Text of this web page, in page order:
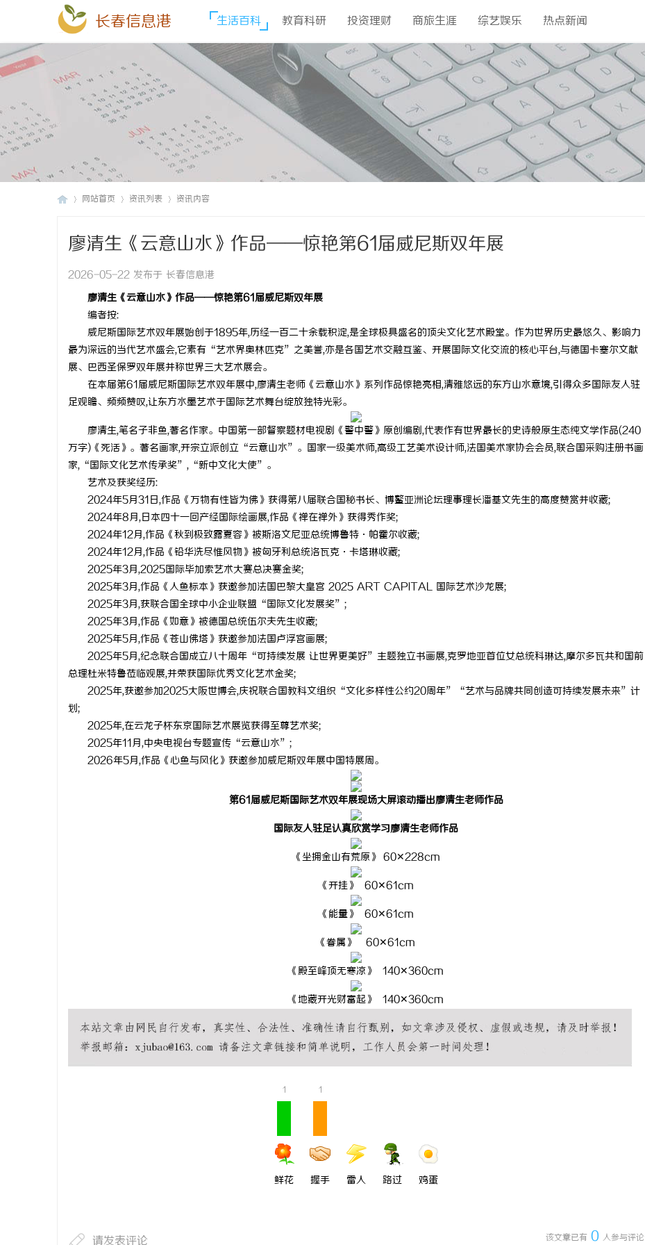
长春信息港 生活百科 教育科研 投资理财 商旅生涯 综艺娱乐 热点新闻
网站首页 资讯列表 资讯内容
廖清生《云意山水》作品——惊艳第61届威尼斯双年展
2026-05-22 发布于 长春信息港
廖清生《云意山水》作品——惊艳第61届威尼斯双年展
编者按:
威尼斯国际艺术双年展始创于1895年,历经一百二十余载积淀,是全球极具盛名的顶尖文化艺术殿堂。作为世界历史最悠久、影响力
最为深远的当代艺术盛会,它素有“艺术界奥林匹克”之美誉,亦是各国艺术交融互鉴、开展国际文化交流的核心平台,与德国卡塞尔文献
展、巴西圣保罗双年展并称世界三大艺术展会。
在本届第61届威尼斯国际艺术双年展中,廖清生老师《云意山水》系列作品惊艳亮相,清雅悠远的东方山水意境,引得众多国际友人驻
足观瞻、频频赞叹,让东方水墨艺术于国际艺术舞台绽放独特光彩。
廖清生,笔名子非鱼,著名作家。中国第一部督察题材电视剧《警中警》原创编剧,代表作有世界最长的史诗般原生态纯文学作品(240
万字)《死活》。著名画家,开宗立派创立“云意山水”。国家一级美术师,高级工艺美术设计师,法国美术家协会会员,联合国采购注册书画
家,“国际文化艺术传承奖”,“新中文化大使”。
艺术及获奖经历:
2024年5月31日,作品《万物有性皆为佛》获得第八届联合国秘书长、博鳌亚洲论坛理事理长潘基文先生的高度赞赏并收藏;
2024年8月,日本四十一回产经国际绘画展,作品《禅在禅外》获得秀作奖;
2024年12月,作品《秋到极致露夏容》被斯洛文尼亚总统博鲁特·帕霍尔收藏;
2024年12月,作品《铅华洗尽惟风物》被匈牙利总统洛瓦克·卡塔琳收藏;
2025年3月,2025国际毕加索艺术大赛总决赛金奖;
2025年3月,作品《人鱼标本》获邀参加法国巴黎大皇宫 2025 ART CAPITAL 国际艺术沙龙展;
2025年3月,获联合国全球中小企业联盟“国际文化发展奖”;
2025年3月,作品《如意》被德国总统伍尔夫先生收藏;
2025年5月,作品《苍山佛塔》获邀参加法国卢浮宫画展;
2025年5月,纪念联合国成立八十周年“可持续发展 让世界更美好”主题独立书画展,克罗地亚首位女总统科琳达,摩尔多瓦共和国前
总理杜米特鲁莅临观展,并荣获国际优秀文化艺术金奖;
2025年,获邀参加2025大阪世博会,庆祝联合国教科文组织“文化多样性公约20周年”“艺术与品牌共同创造可持续发展未来”计
划;
2025年,在云龙子杯东京国际艺术展览获得至尊艺术奖;
2025年11月,中央电视台专题宣传“云意山水”;
2026年5月,作品《心鱼与风化》获邀参加威尼斯双年展中国特展周。
第61届威尼斯国际艺术双年展现场大屏滚动播出廖清生老师作品
国际友人驻足认真欣赏学习廖清生老师作品
《坐拥金山有荒原》 60✕228cm
《开挂》 60✕61cm
《能量》 60✕61cm
《眷属》 60✕61cm
《殿至峰顶无寒凉》 140✕360cm
《地藏开光财富起》 140✕360cm
1
鲜花
1
握手 雷人 路过 鸡蛋
该文章已有 0 人参与评论
请发表评论
武汉配眼镜 上海配眼镜 温婉灵动，一眼万年！久匠量身定制的眉眼
唇，才是你整张脸的点睛之笔！淡颜系女生的
气质加分项